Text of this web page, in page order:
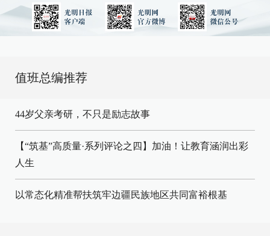
值班总编推荐
44岁父亲考研，不只是励志故事
【“筑基”高质量·系列评论之四】加油！让教育涵润出彩
人生
以常态化精准帮扶筑牢边疆民族地区共同富裕根基